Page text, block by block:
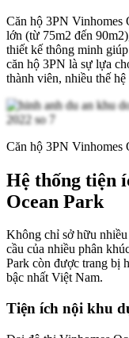
Căn hộ 3PN Vinhomes
lớn (từ 75m2 đến
thiết kế thông minh
căn hộ 3PN là sự lựa
thành viên, nhiều thế
Căn hộ 3PN Vinhomes
Hệ thống tiện
Ocean Park
Không chỉ sở hữu
cầu của nhiều phân
Park còn được trang bị
bậc nhất Việt Nam.
Tiện ích nội khu